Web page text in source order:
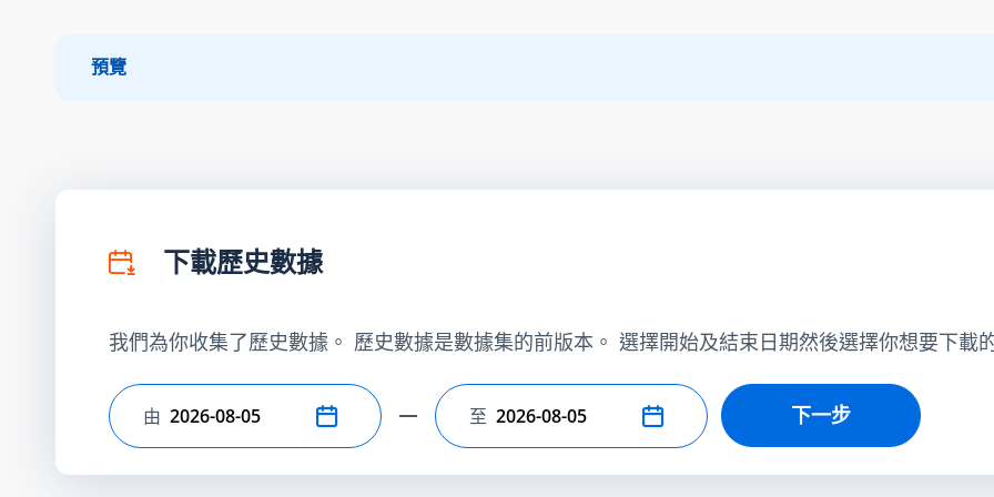
預覽
下載歷史數據
我們為你收集了歷史數據。 歷史數據是數據集的前版本。 選擇開始及結束日期然後選擇你想要下載
選擇開始日期
由 選擇結束日期
至 下一步